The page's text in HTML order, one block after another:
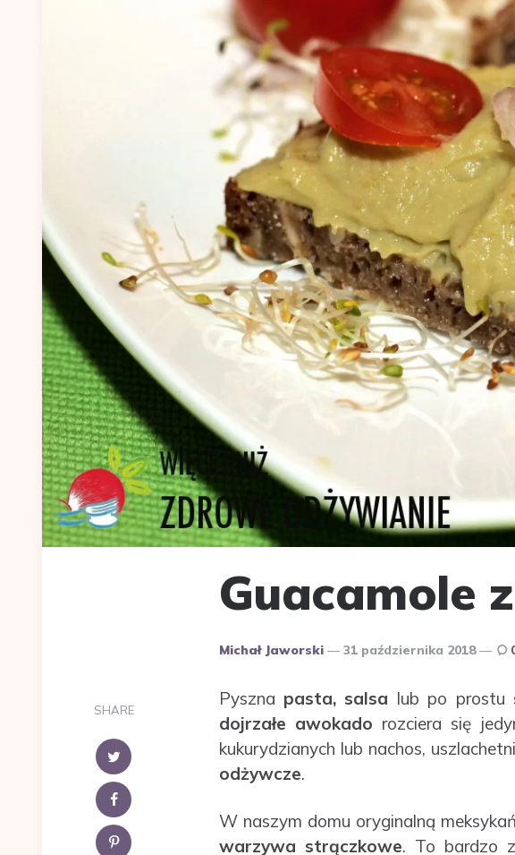
Guacamole
Dodane
Michał Jaworski 31 października 2018
SHARE
Pyszna pasta, salsa lub po prostu
dojrzałe awokado rozciera się
kukurydzianych lub nachos,
odżywcze.
W naszym domu oryginalną
warzywa strączkowe. To bardzo